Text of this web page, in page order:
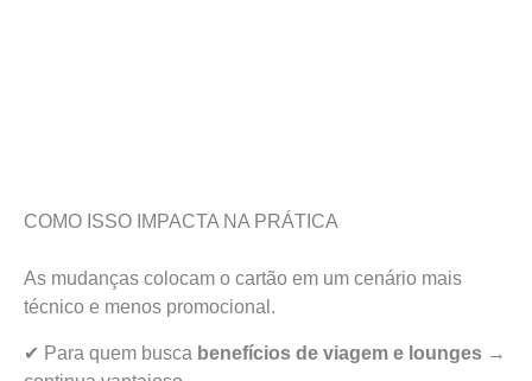
COMO ISSO IMPACTA NA PRÁTICA
As mudanças colocam o cartão em um cenário mais
técnico e menos promocional.
✔ Para quem busca benefícios de viagem e lounges →